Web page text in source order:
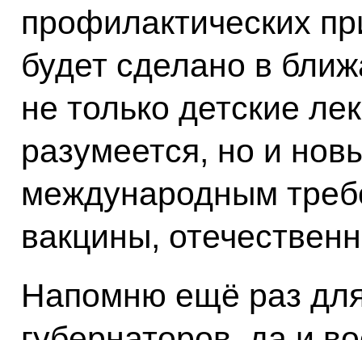
профилактических
будет сделано в
не только детские
разумеется, но и
международным
вакцины,
Напомню ещё раз